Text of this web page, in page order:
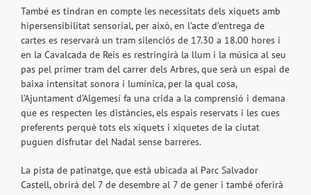
També es tindran en compte les necessitats dels xiquets amb
hipersensibilitat sensorial, per això, en l’acte d’entrega de
cartes es reservarà un tram silenciós de 17.30 a 18.00 hores i
en la Cavalcada de Reis es restringirà la llum i la música al seu
pas pel primer tram del carrer dels Arbres, que serà un espai de
baixa intensitat sonora i lumínica, per la qual cosa,
l’Ajuntament d’Algemesí fa una crida a la comprensió i demana
que es respecten les distàncies, els espais reservats i les cues
preferents perquè tots els xiquets i xiquetes de la ciutat
puguen disfrutar del Nadal sense barreres.
La pista de patinatge, que està ubicada al Parc Salvador
Castell, obrirà del 7 de desembre al 7 de gener i també oferirà